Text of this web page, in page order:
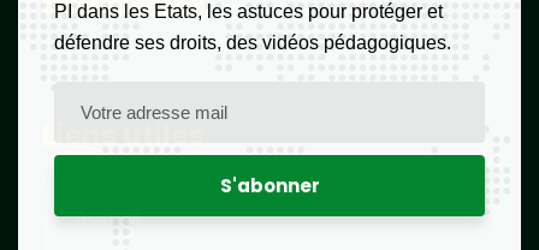
Liens utiles
Accueil
PI dans les Etats, les astuces pour protéger et
défendre ses droits, des vidéos pédagogiques.